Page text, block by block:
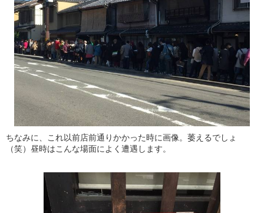
ちなみに、これ以前店前通りかかった時に画像。萎えるでしょ
（笑）昼時はこんな場面によく遭遇します。